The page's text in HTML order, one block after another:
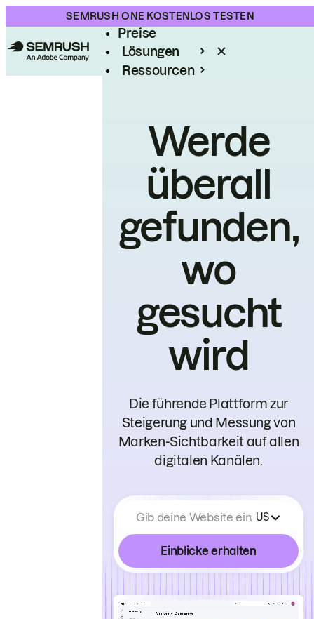
SEMRUSH ONE KOSTENLOS TESTEN
Produkt
Preise
Lösungen
Ressourcen
Werde
überall
gefunden,
wo
gesucht
wird
Die führende Plattform zur
Steigerung und Messung von
Marken-Sichtbarkeit auf allen
digitalen Kanälen.
Gib deine Website ein US
Einblicke erhalten